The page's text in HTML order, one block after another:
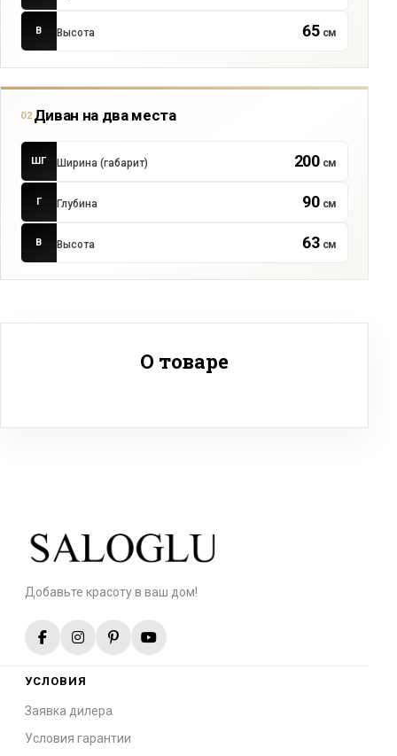
В Высота 65 см
02 Диван на два места
ШГ Ширина (габарит) 200 см
Г Глубина 90 см
В Высота 63 см
О товаре
Добавьте красоту в ваш дом!
УСЛОВИЯ
Заявка дилера
Условия гарантии